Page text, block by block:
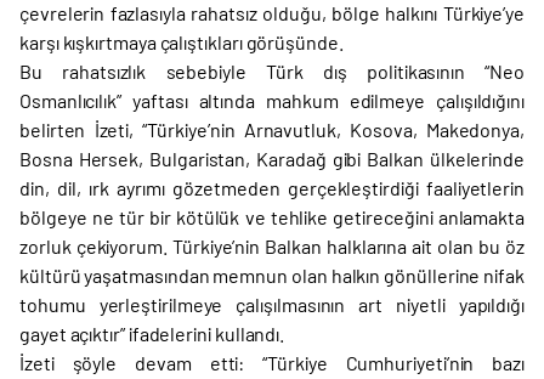
çevrelerin fazlasıyla rahatsız olduğu, bölge halkını Türkiye’ye
karşı kışkırtmaya çalıştıkları görüşünde.
Bu rahatsızlık sebebiyle Türk dış politikasının “Neo
Osmanlıcılık” yaftası altında mahkum edilmeye çalışıldığını
belirten İzeti, “Türkiye’nin Arnavutluk, Kosova, Makedonya,
Bosna Hersek, Bulgaristan, Karadağ gibi Balkan ülkelerinde
din, dil, ırk ayrımı gözetmeden gerçekleştirdiği faaliyetlerin
bölgeye ne tür bir kötülük ve tehlike getireceğini anlamakta
zorluk çekiyorum. Türkiye’nin Balkan halklarına ait olan bu öz
kültürü yaşatmasından memnun olan halkın gönüllerine nifak
tohumu yerleştirilmeye çalışılmasının art niyetli yapıldığı
gayet açıktır” ifadelerini kullandı.
İzeti şöyle devam etti: “Türkiye Cumhuriyeti’nin bazı